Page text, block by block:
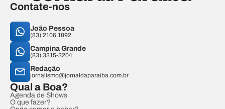
Contate-nos
João Pessoa
(83) 2106.1892
Campina Grande
(83) 3315-3204
Redação
jornalismo@jornaldaparaiba.com.br
Qual a Boa?
Agenda de Shows
O que fazer?